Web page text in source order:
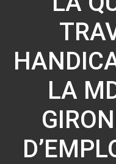
LA